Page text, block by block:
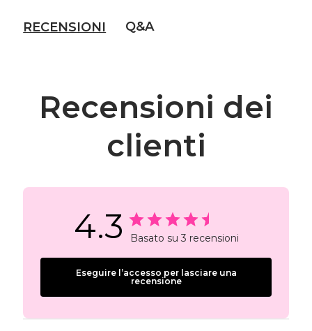
RECENSIONI Q&A
Recensioni dei
clienti
4.3 Basato su 3 recensioni
Eseguire l’accesso per lasciare una
recensione